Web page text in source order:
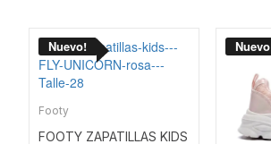
Footy
FOOTY ZAPATILLAS KIDS